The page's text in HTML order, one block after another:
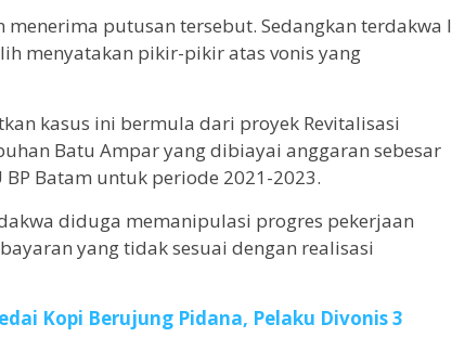
menerima putusan tersebut. Sedangkan terdakwa I
menyatakan pikir-pikir atas vonis yang
kasus ini bermula dari proyek Revitalisasi
Batu Ampar yang dibiayai anggaran sebesar
Batam untuk periode 2021-2023.
diduga memanipulasi progres pekerjaan
yang tidak sesuai dengan realisasi
Kopi Berujung Pidana, Pelaku Divonis 3